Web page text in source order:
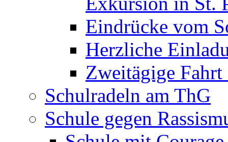
Eindrücke vom
Herzliche
Zweitägige
Schulradeln am ThG
Schule gegen